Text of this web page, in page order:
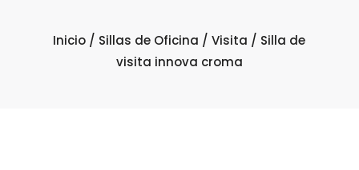
Inicio / Sillas de Oficina /Visita / Silla de
visita innova croma